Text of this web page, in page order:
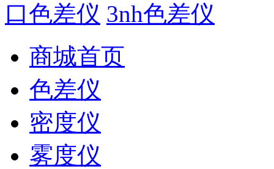
口色差仪 3nh色差仪
商城首页
色差仪
密度仪
雾度仪